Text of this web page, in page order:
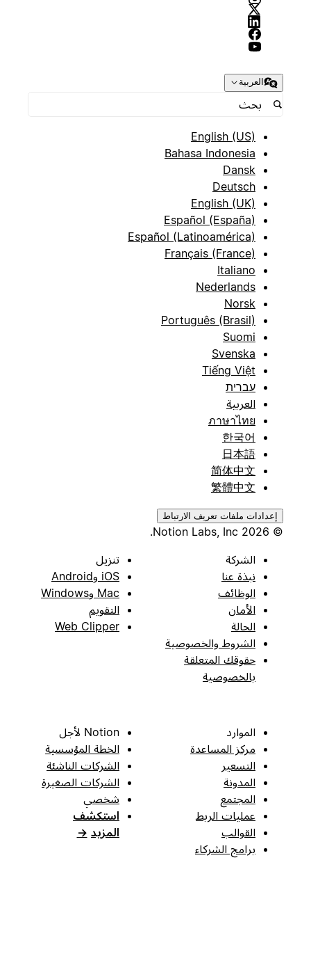
العربية
English (US)
Bahasa Indonesia
Dansk
Deutsch
English (UK)
Español (España)
Español (Latinoamérica)
Français (France)
Italiano
Nederlands
Norsk
Português (Brasil)
Suomi
Svenska
Tiếng Việt
עברית
العربية
ภาษาไทย
한국어
日本語
简体中文
繁體中文
إعدادات ملفات تعريف الارتباط
الشركة
نبذة عنا
الوظائف
الأمان
الحالة
الشروط والخصوصية
حقوقك المتعلقة
بالخصوصية
تنزيل
iOS وAndroid
Mac وWindows
التقويم
Web Clipper
الموارد
مركز المساعدة
التسعير
المدونة
المجتمع
عمليات الربط
القوالب
برامج الشركاء
Notion لأجل
الخطة المؤسسية
الشركات الناشئة
الشركات الصغيرة
شخصي
استكشف
المزيد →